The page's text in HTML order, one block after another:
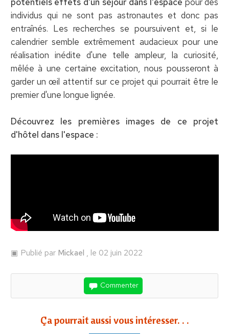
individus qui ne sont pas astronautes et donc pas
entraînés. Les recherches se poursuivent et, si le
calendrier semble extrêmement audacieux pour une
réalisation inédite d'une telle ampleur, la curiosité,
mêlée à une certaine excitation, nous pousseront à
garder un œil attentif sur ce projet qui pourrait être le
premier d'une longue lignée.
Découvrez les premières images de ce projet
d'hôtel dans l'espace :
Publié par Mickael , le 02 juin 2022
Commenter
Ça pourrait aussi vous intéresser. . .